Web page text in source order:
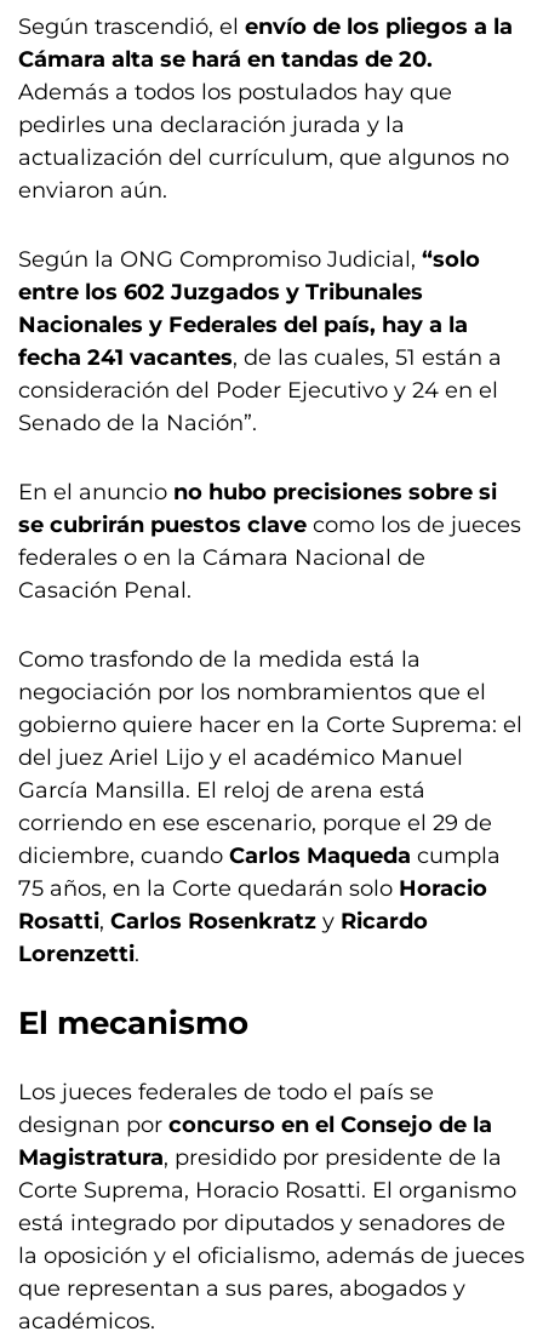
Según trascendió, el envío de los pliegos a la
Cámara alta se hará en tandas de 20.
Además a todos los postulados hay que
pedirles una declaración jurada y la
actualización del currículum, que algunos no
enviaron aún.
Según la ONG Compromiso Judicial, “solo
entre los 602 Juzgados y Tribunales
Nacionales y Federales del país, hay a la
fecha 241 vacantes, de las cuales, 51 están a
consideración del Poder Ejecutivo y 24 en el
Senado de la Nación”.
En el anuncio no hubo precisiones sobre si
se cubrirán puestos clave como los de jueces
federales o en la Cámara Nacional de
Casación Penal.
Como trasfondo de la medida está la
negociación por los nombramientos que el
gobierno quiere hacer en la Corte Suprema: el
del juez Ariel Lijo y el académico Manuel
García Mansilla. El reloj de arena está
corriendo en ese escenario, porque el 29 de
diciembre, cuando Carlos Maqueda cumpla
75 años, en la Corte quedarán solo Horacio
Rosatti, Carlos Rosenkratz y Ricardo
Lorenzetti.
El mecanismo
Los jueces federales de todo el país se
designan por concurso en el Consejo de la
Magistratura, presidido por presidente de la
Corte Suprema, Horacio Rosatti. El organismo
está integrado por diputados y senadores de
la oposición y el oficialismo, además de jueces
que representan a sus pares, abogados y
académicos.